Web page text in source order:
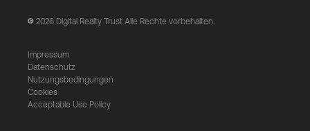
2026 Digital Realty Trust Alle Rechte vorbehalten.
Impressum
Datenschutz
Nutzungsbedingungen
Cookies
Acceptable Use Policy